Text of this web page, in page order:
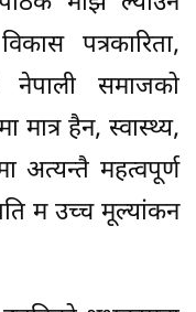
पत्रकारिता,
नेपाली समाजको
मात्र हैन, स्वास्थ्य,
अत्यन्तै महत्वपूर्ण
म उच्च मूल्यांकन